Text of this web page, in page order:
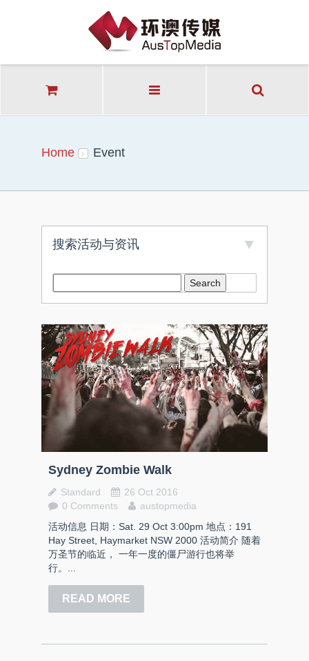
Home Event
搜索活动与资讯
Sydney Zombie Walk
Standard
26 Oct 2016
0 Comments
austopmedia
活动信息 日期：Sat. 29 Oct 3:00pm 地点：191
Hay Street, Haymarket NSW 2000 活动简介 随着
万圣节的临近， 一年一度的僵尸游行也将举
行。...
READ MORE